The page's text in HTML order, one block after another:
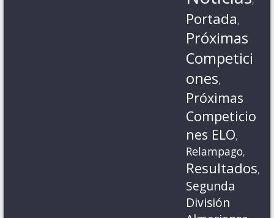
Portada,
Próximas
Competici
ones,
Próximas
Competicio
nes ELO,
Relampago,
Resultados,
Segunda
División